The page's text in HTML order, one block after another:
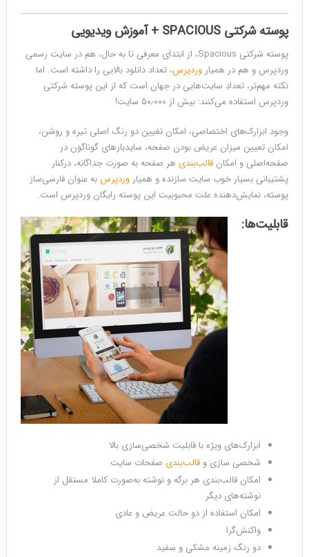
پوسته شرکتی SPACIOUS + آموزش ویدیویی
پوسته شرکتی Spacious، از ابتدای معرفی تا به حال، هم در سایت رسمی
وردپرس و هم در همیاروردپرس، تعداد دانلود بالایی را داشته است. اما
نکته مهم‌تر، تعدادِ سایت‌هایی در جهان است که از این پوسته شرکتی
وردپرس استفاده می‌کنند: بیش از ۵۰٫۰۰۰ سایت!
وجود ابزارک‌های اختصاصی، امکان تغیین دو رنگ اصلی تیره و روشن،
امکان تعیین میزان عریض بودن صفحه، سایدبارهای گوناگون در
صفحه‌اصلی و امکان قالب‌بندی هر صفحه به صورت جداگانه، درکنار
پشتیبانی بسیار خوب سایت سازنده و همیاروردپرسبه عنوان فارسی‌ساز
پوسته، نمایش‌دهنده علت محبوبیت این پوسته رایگان وردپرس است.
قابلیت‌ها:
ابزارک‌های ویژه با قابلیت شخصی‌سازی بالا
شخصی سازی و قالب‌بندی صفحات سایت
امکان قالب‌بندی هر برگه و نوشته به‌صورت کاملا مستقل از
نوشته‌های دیگر
امکان استفاده از دو حالت عریض و عادی
واکنش‌گرا
دو رنگ زمینه مشکی و سفید